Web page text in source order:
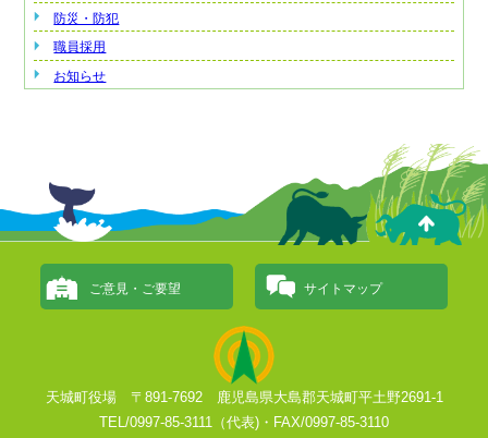
防災・防犯
職員採用
お知らせ
ご意見・ご要望 サイトマップ
天城町役場 〒891-7692 鹿児島県大島郡天城町平土野2691-1
TEL/0997-85-3111（代表)・FAX/0997-85-3110